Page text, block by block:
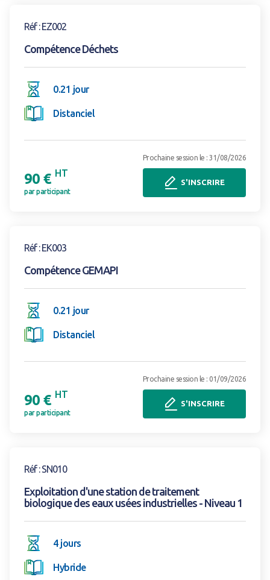
Réf : EZ002
Compétence Déchets
0.21 jour
Distanciel
90 € HT
par participant
Prochaine session le : 31/08/2026
S'INSCRIRE
Réf : EK003
Compétence GEMAPI
0.21 jour
Distanciel
90 € HT
par participant
Prochaine session le : 01/09/2026
S'INSCRIRE
Réf : SN010
Exploitation d'une station de traitement
biologique des eaux usées industrielles - Niveau 1
4 jours
Hybride